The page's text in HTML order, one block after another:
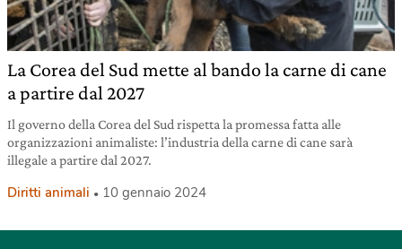
La Corea del Sud mette al bando la carne di cane
a partire dal 2027
Il governo della Corea del Sud rispetta la promessa fatta alle
organizzazioni animaliste: l’industria della carne di cane sarà
illegale a partire dal 2027.
Diritti animali 10 gennaio 2024